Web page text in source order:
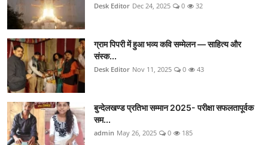
Desk Editor Dec 24, 2025 0 32
ग्राम पिपरी में हुआ भव्य कवि सम्मेलन — साहित्य और
संस्क...
Desk Editor Nov 11, 2025 0 43
बुन्देलखण्ड प्रतिभा सम्मान 2025- परीक्षा सफलतापूर्वक
सम...
admin May 26, 2025 0 185